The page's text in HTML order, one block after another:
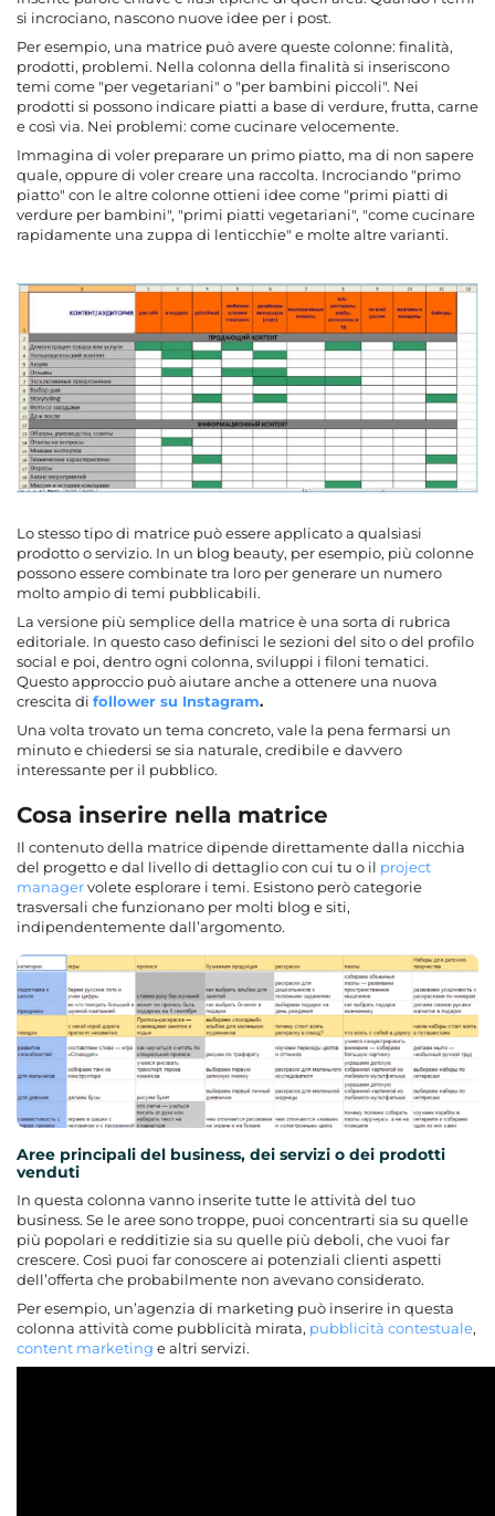
si incrociano, nascono nuove idee per i post.
Per esempio, una matrice può avere queste colonne: finalità,
prodotti, problemi. Nella colonna della finalità si inseriscono
temi come "per vegetariani" o "per bambini piccoli". Nei
prodotti si possono indicare piatti a base di verdure, frutta, carne
e così via. Nei problemi: come cucinare velocemente.
Immagina di voler preparare un primo piatto, ma di non sapere
quale, oppure di voler creare una raccolta. Incrociando "primo
piatto" con le altre colonne ottieni idee come "primi piatti di
verdure per bambini", "primi piatti vegetariani", "come cucinare
rapidamente una zuppa di lenticchie" e molte altre varianti.
Lo stesso tipo di matrice può essere applicato a qualsiasi
prodotto o servizio. In un blog beauty, per esempio, più colonne
possono essere combinate tra loro per generare un numero
molto ampio di temi pubblicabili.
La versione più semplice della matrice è una sorta di rubrica
editoriale. In questo caso definisci le sezioni del sito o del profilo
social e poi, dentro ogni colonna, sviluppi i filoni tematici.
Questo approccio può aiutare anche a ottenere una nuova
crescita di follower su Instagram.
Una volta trovato un tema concreto, vale la pena fermarsi un
minuto e chiedersi se sia naturale, credibile e davvero
interessante per il pubblico.
Cosa inserire nella matrice
Il contenuto della matrice dipende direttamente dalla nicchia
del progetto e dal livello di dettaglio con cui tu o il project
managervolete esplorare i temi. Esistono però categorie
trasversali che funzionano per molti blog e siti,
indipendentemente dall’argomento.
Aree principali del business, dei servizi o dei prodotti
venduti
In questa colonna vanno inserite tutte le attività del tuo
business. Se le aree sono troppe, puoi concentrarti sia su quelle
più popolari e redditizie sia su quelle più deboli, che vuoi far
crescere. Così puoi far conoscere ai potenziali clienti aspetti
dell’offerta che probabilmente non avevano considerato.
Per esempio, un’agenzia di marketing può inserire in questa
colonna attività come pubblicità mirata, pubblicità contestuale,
content marketing e altri servizi.